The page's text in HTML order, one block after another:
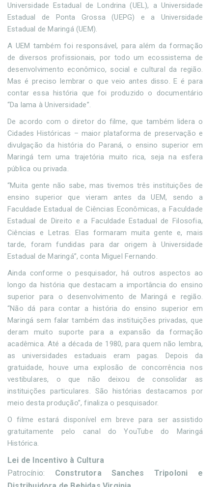
Universidade Estadual de Londrina (UEL), a Universidade
Estadual de Ponta Grossa (UEPG) e a Universidade
Estadual de Maringá (UEM).
A UEM também foi responsável, para além da formação
de diversos profissionais, por todo um ecossistema de
desenvolvimento econômico, social e cultural da região.
Mas é preciso lembrar o que veio antes disso. E é para
contar essa história que foi produzido o documentário
“Da lama à Universidade”.
De acordo com o diretor do filme, que também lidera o
Cidades Históricas – maior plataforma de preservação e
divulgação da história do Paraná, o ensino superior em
Maringá tem uma trajetória muito rica, seja na esfera
pública ou privada.
“Muita gente não sabe, mas tivemos três instituições de
ensino superior que vieram antes da UEM, sendo a
Faculdade Estadual de Ciências Econômicas, a Faculdade
Estadual de Direito e a Faculdade Estadual de Filosofia,
Ciências e Letras. Elas formaram muita gente e, mais
tarde, foram fundidas para dar origem à Universidade
Estadual de Maringá”, conta Miguel Fernando.
Ainda conforme o pesquisador, há outros aspectos ao
longo da história que destacam a importância do ensino
superior para o desenvolvimento de Maringá e região.
“Não dá para contar a história do ensino superior em
Maringá sem falar também das instituições privadas, que
deram muito suporte para a expansão da formação
acadêmica. Até a década de 1980, para quem não lembra,
as universidades estaduais eram pagas. Depois da
gratuidade, houve uma explosão de concorrência nos
vestibulares, o que não deixou de consolidar as
instituições particulares. São histórias destacamos por
meio desta produção”, finaliza o pesquisador.
O filme estará disponível em breve para ser assistido
gratuitamente pelo canal do YouTube do Maringá
Histórica.
Lei de Incentivo à Cultura
Patrocínio: Construtora Sanches Tripoloni e